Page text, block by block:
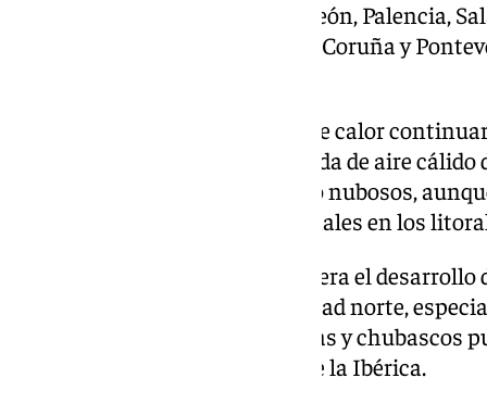
Mallorca, Ibiza y Formentera; León, Palencia,
Albacete; Barcelona y Girona; A Coruña y
AEMET ha indicado que la ola de calor
situación de estabilidad y entrada de aire
Baleares los cielos estarán poco nubosos,
presencia de nubes bajas matinales en los
Eso sí, el organismo estatal espera el
sistemas montañosos de la mitad norte,
formación de tormentas aisladas y chubascos
produzcan también en zonas de la Ibérica.